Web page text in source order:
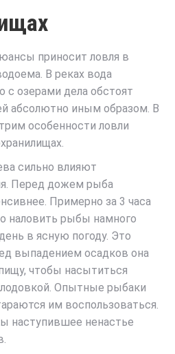
приносит ловля в
В реках вода
с озерами дела обстоят
абсолютно иным образом. В
особенности ловли
сильно влияют
Перед дожем рыба
Примерно за 3 часа
наловить рыбы намного
в ясную погоду. Это
выпадением осадков она
чтобы насытиться
Опытные рыбаки
им воспользоваться.
наступившее ненастье